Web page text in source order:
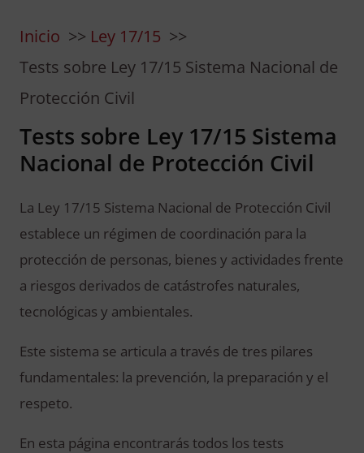
Inicio
Ley 17/15
Tests sobre Ley 17/15 Sistema Nacional de
Protección Civil
Tests sobre Ley 17/15 Sistema
Nacional de Protección Civil
La Ley 17/15 Sistema Nacional de Protección Civil
establece un régimen de coordinación para la
protección de personas, bienes y actividades frente
a riesgos derivados de catástrofes naturales,
tecnológicas y ambientales.
Este sistema se articula a través de tres pilares
fundamentales: la prevención, la preparación y el
respeto.
En esta página encontrarás todos los tests